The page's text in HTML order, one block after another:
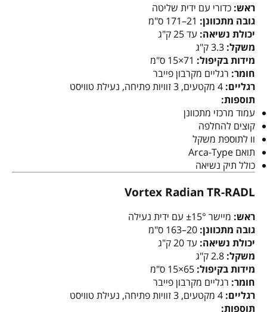
ראש: כדורי עם ידית שליטה
גובה מתכוונן:
יכולת נשיאה: עד 25 ק"ג
משקל:
מידות בקיפול:
חומר: רגליים מקרבון פייבר
רגליים:
תוספות:
עמוד מרכזי מתכוונן
קוצים להחלפה
וו לתוספת משקל
תואם Arca-Type
כולל תיק נשיאה
Vortex Radian TR-RADL
ראש: מיישר ±15° עם ידית נעילה
גובה מתכוונן:
יכולת נשיאה: עד 20 ק"ג
משקל:
מידות בקיפול:
חומר: רגליים מקרבון פייבר
רגליים:
תוספות: